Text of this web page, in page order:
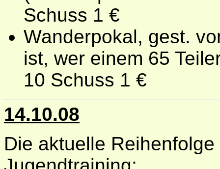
Schuss 1 €
Wanderpokal, gest.
ist, wer einem 65
10 Schuss 1 €
14.10.08
Die aktuelle